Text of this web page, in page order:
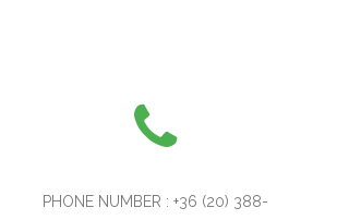
PHONE NUMBER : +36 (20) 388-